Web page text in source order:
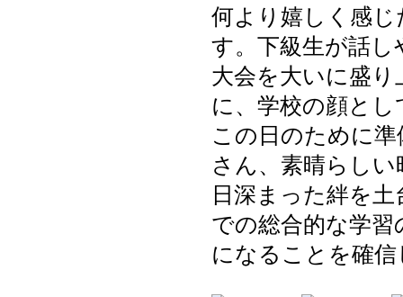
何より嬉しく感
す。下級生が話
大会を大いに盛
に、学校の顔と
この日のために
さん、素晴らし
日深まった絆を
での総合的な学
になることを確